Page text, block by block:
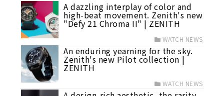
A dazzling interplay of color and
high-beat movement. Zenith's new
"Defy 21 Chroma II" | ZENITH
WATCH NEWS
An enduring yearning for the sky.
Zenith's new Pilot collection |
ZENITH
WATCH NEWS